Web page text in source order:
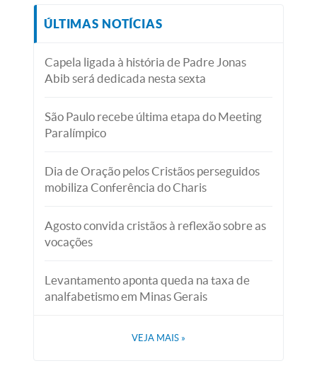
ÚLTIMAS NOTÍCIAS
Capela ligada à história de Padre Jonas
Abib será dedicada nesta sexta
São Paulo recebe última etapa do Meeting
Paralímpico
Dia de Oração pelos Cristãos perseguidos
mobiliza Conferência do Charis
Agosto convida cristãos à reflexão sobre as
vocações
Levantamento aponta queda na taxa de
analfabetismo em Minas Gerais
VEJA MAIS »